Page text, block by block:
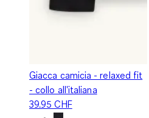
Giacca camicia - relaxed fit
- collo all'italiana
39.95 CHF